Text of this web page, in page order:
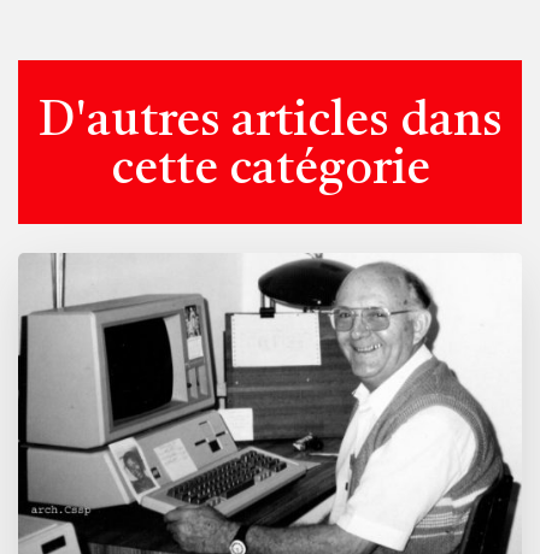
D'autres articles dans
cette catégorie